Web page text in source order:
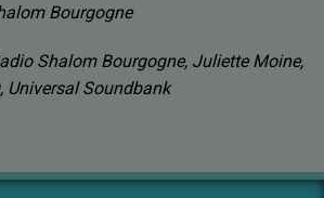
Bourgogne
Shalom Bourgogne, Juliette Moine,
Universal Soundbank